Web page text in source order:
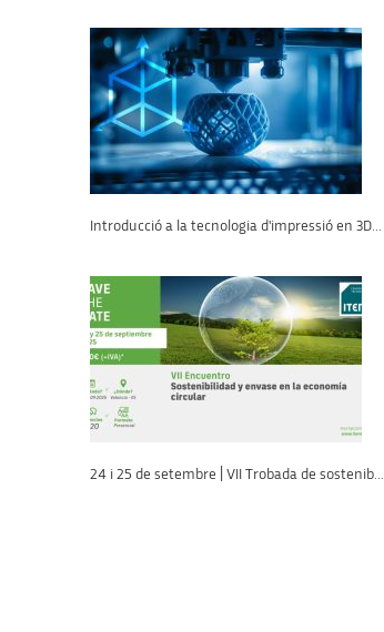
Introducció a la tecnologia d'impressió en 3D...
24 i 25 de setembre | VII Trobada de sostenib...